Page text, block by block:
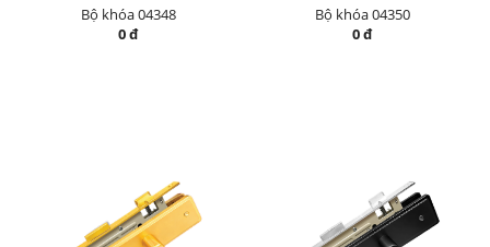
Bộ khóa 04348
0 đ
Bộ khóa 04350
0 đ